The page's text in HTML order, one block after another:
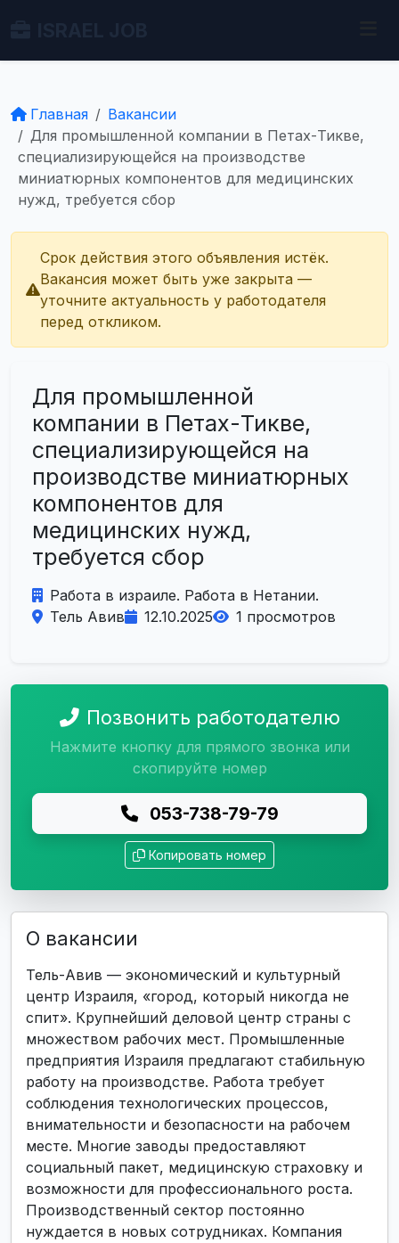
Главная
Вакансии
Для промышленной компании в Петах-Тикве,
специализирующейся на производстве
миниатюрных компонентов для медицинских
нужд, требуется сбор
Срок действия этого объявления истёк.
Вакансия может быть уже закрыта —
уточните актуальность у работодателя
перед откликом.
Для промышленной
компании в Петах-Тикве,
специализирующейся на
производстве миниатюрных
компонентов для
медицинских нужд,
требуется сбор
Работа в израиле. Работа в Нетании.
Тель Авив
12.10.2025 1 просмотров
Позвонить работодателю
Нажмите кнопку для прямого звонка или
скопируйте номер
053-738-79-79
Копировать номер
О вакансии
Тель-Авив — экономический и культурный
центр Израиля, «город, который никогда не
спит». Крупнейший деловой центр страны с
множеством рабочих мест. Промышленные
предприятия Израиля предлагают стабильную
работу на производстве. Работа требует
соблюдения технологических процессов,
внимательности и безопасности на рабочем
месте. Многие заводы предоставляют
социальный пакет, медицинскую страховку и
возможности для профессионального роста.
Производственный сектор постоянно
нуждается в новых сотрудниках. Компания